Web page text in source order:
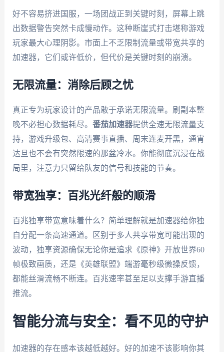
好不容易挤进国服，一场团战正到关键时刻，屏幕上跳
出数据警告突然卡成慢动作。这种断崖式打击堪称游戏
玩家最大心理阴影。市面上不乏限制流量或带宽共享的
加速器，它们或许低价，但代价是关键时刻的崩溃。
无限流量：消除后顾之忧
真正专为玩家设计的产品敢于承诺无限流量。刷副本整
晚不必担心数据耗尽。 番茄加速器提供全速无限流量支
持，游戏升级包、高清赛事直播、周末连麦开黑，通宵
达旦也不会有突然限速的那盆冷水。你能彻底沉浸在战
局里，注意力只留给队友的信号和技能的节奏。
带宽独享：百兆光纤般的顺滑
百兆独享带宽意味着什么？简单理解就是加速器给你独
自分配一条高速通道。区别于多人共享带宽可能出现的
波动，独享资源确保无论你是追求《原神》开放世界60
帧极致画质，还是《英雄联盟》端游毫秒级微操反馈，
都能丝滑流畅不断连。百兆速率甚至足以支撑手游直播
推流。
智能分流与安全：看不见的守护
加速器的存在感本该越低越好。好的加速不该影响你其